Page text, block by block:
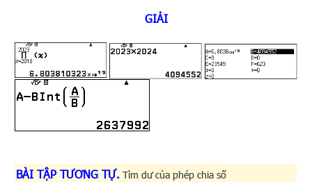
GIẢI
BÀI TẬP TƯƠNG TỰ. Tìm dư của phép chia số